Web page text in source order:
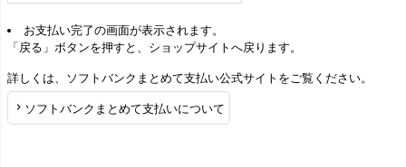
お支払い完了の画面が表示されます。
「戻る」ボタンを押すと、ショップサイトへ戻ります。
詳しくは、ソフトバンクまとめて支払い公式サイトをご覧ください。
ソフトバンクまとめて支払いについて